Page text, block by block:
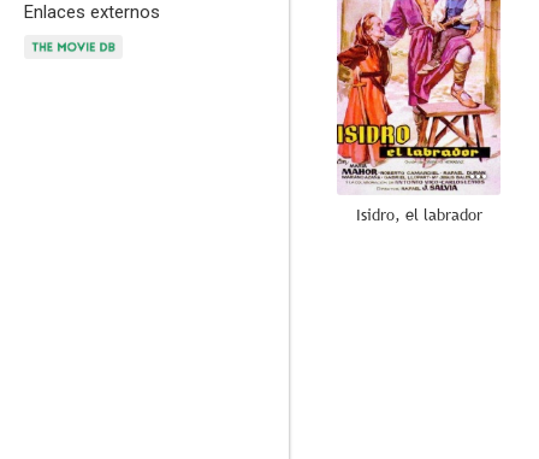
Enlaces externos
Isidro, el labrador